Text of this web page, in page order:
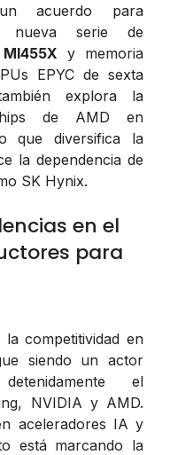
acuerdo para
nueva serie de
y memoria
EPYC de sexta
explora la
de AMD en
que diversifica la
la dependencia de
SK Hynix.
en el
para
la competitividad en
siendo un actor
el
NVIDIA y AMD.
aceleradores IA y
está marcando la